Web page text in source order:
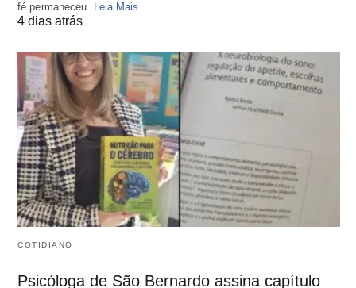
fé permaneceu. Leia Mais
4 dias atrás
COTIDIANO
Psicóloga de São Bernardo assina capítulo